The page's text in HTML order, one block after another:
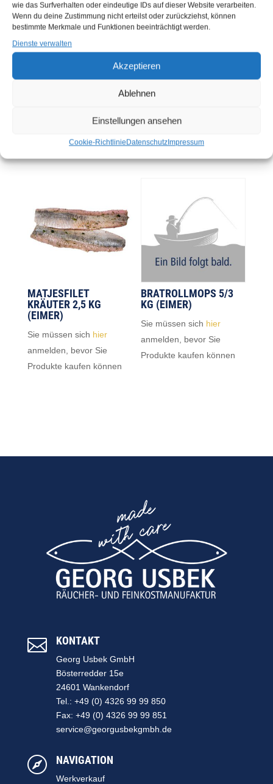
wie das Surfverhalten oder eindeutige IDs auf dieser Website verarbeiten.
Wenn du deine Zustimmung nicht erteilst oder zurückziehst, können
bestimmte Merkmale und Funktionen beeinträchtigt werden.
Dienste verwalten
Akzeptieren
Ablehnen
Einstellungen ansehen
Cookie-RichtlinieDatenschutzImpressum
AALRAUCH- 2,8 KG
Produkte kaufen können
BRATHERINGSFILET 5
KG (EIMER)
anmelden, bevor Sie
MATJESFILET
KRÄUTER 2,5 KG
(EIMER)
Sie müssen sich hier
anmelden, bevor Sie
Produkte kaufen können
BRATROLLMOPS 5/3
KG (EIMER)
Sie müssen sich hier
anmelden, bevor Sie
Produkte kaufen können
 KONTAKT
Georg Usbek GmbH
Bösterredder 15e
24601 Wankendorf
Tel.: +49 (0) 4326 99 99 850
Fax: +49 (0) 4326 99 99 851
service@georgusbekgmbh.de
 NAVIGATION
Werkverkauf